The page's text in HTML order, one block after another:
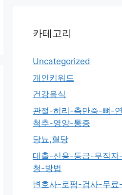
카테고리
Uncategorized
개인키워드
건강음식
관절-허리-측만증-뼈-
척추-영양-통증
당뇨,혈당
대출-신용-등급-무직자
청-방법
변호사-로펌-검사-무료